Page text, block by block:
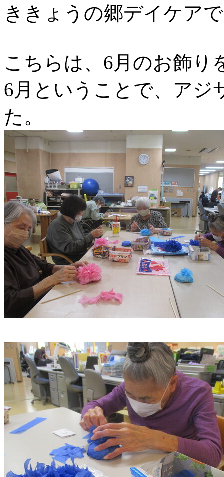
ききょうの郷デイケア
こちらは、6月のお飾り
6月ということで、アジ
た。